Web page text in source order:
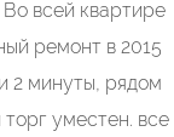
всей квартире
ремонт в 2015
2 минуты, рядом
уместен. все